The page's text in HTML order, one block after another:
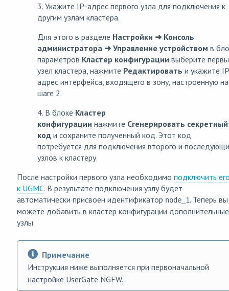
3. Укажите IP-адрес первого узла для подключения к
другим узлам кластера.
Для этого в разделе Настройки ➜ Консоль
администратора ➜ Управление устройством в
параметров Кластер конфигурации выберите
узел кластера, нажмите Редактировать и укажите
адрес интерфейса, входящего в зону, настроенную на
шаге 2.
4. В блоке Кластер
конфигурации нажмите Сгенерировать секретный
код и сохраните полученный код. Этот код
потребуется для подключения второго и
узлов к кластеру.
После настройки первого узла необходимо подключить
к UGMC. В результате подключения узлу будет
автоматически присвоен идентификатор node_1. Теперь вы
можете добавить в кластер конфигурации дополнительные
узлы.
Примечание
Инструкция ниже выполняется при первоначальной
настройке UserGate NGFW.